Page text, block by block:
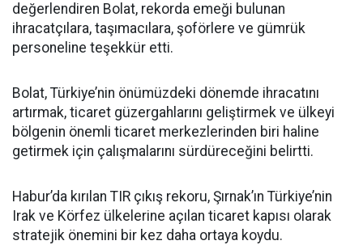
değerlendiren Bolat, rekorda emeği bulunan
ihracatçılara, taşımacılara, şoförlere ve gümrük
personeline teşekkür etti.
Bolat, Türkiye’nin önümüzdeki dönemde ihracatını
artırmak, ticaret güzergahlarını geliştirmek ve ülkeyi
bölgenin önemli ticaret merkezlerinden biri haline
getirmek için çalışmalarını sürdüreceğini belirtti.
Habur’da kırılan TIR çıkış rekoru, Şırnak’ın Türkiye’nin
Irak ve Körfez ülkelerine açılan ticaret kapısı olarak
stratejik önemini bir kez daha ortaya koydu.